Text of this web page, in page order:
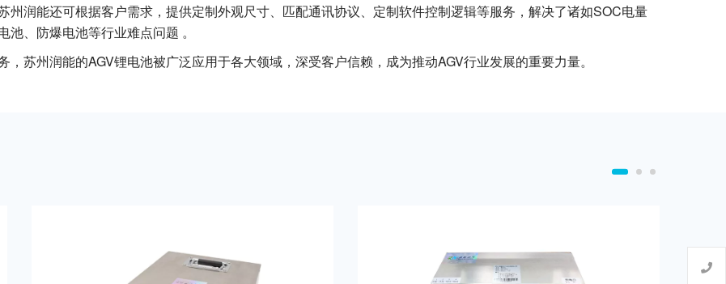
州润能还可根据客户需求，提供定制外观尺寸、匹配通讯协议、定制软件控制逻辑等服务，解决了诸如SOC电量
、防爆电池等行业难点问题 。
苏州润能的AGV锂电池被广泛应用于各大领域，深受客户信赖，成为推动AGV行业发展的重要力量。